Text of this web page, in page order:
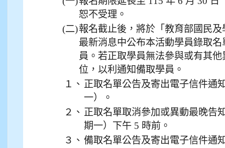
恕不受理。
(二)報名截止後，將於「教育部國民
最新消息中公布本活動學員錄取
員。若正取學員無法參與或有其
位，以利通知備取學員。
１、 正取名單公告及寄出電子信件通
一）。
２、 正取名單取消參加或異動最晚告
期一）下午 5 時前。
３、 備取名單公告及寄出電子信件通